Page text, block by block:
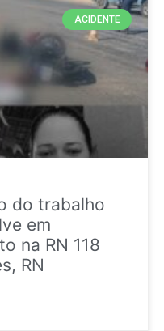
ACIDENTE
do trabalho
em
na RN 118
RN